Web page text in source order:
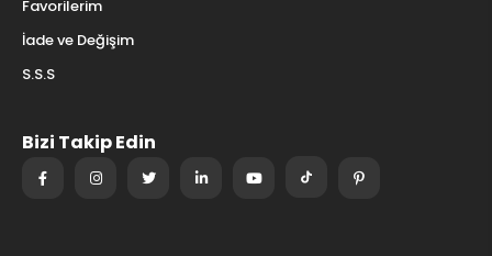
Favorilerim
İade ve Değişim
S.S.S
Bizi Takip Edin